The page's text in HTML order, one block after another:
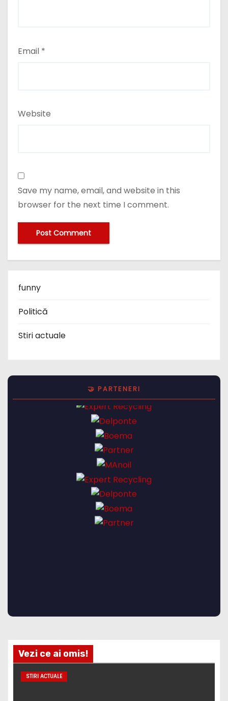
Email *
Website
Save my name, email, and website in this
browser for the next time I comment.
funny
Politică
Stiri actuale
🤝 PARTENERI
Vezi ce ai omis!
STIRI ACTUALE